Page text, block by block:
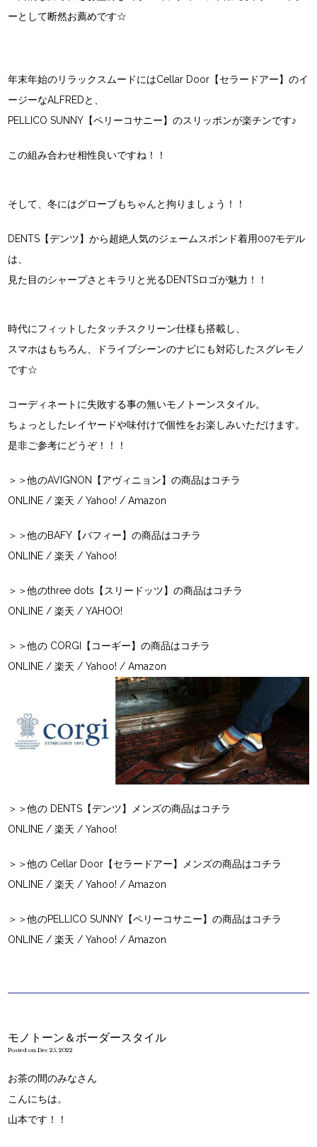
ーとして断然お薦めです☆
年末年始のリラックスムードにはCellar Door【セラードアー】のイ
ージーなALFREDと、
PELLICO SUNNY【ペリーコサニー】のスリッポンが楽チンです♪
この組み合わせ相性良いですね！！
そして、冬にはグローブもちゃんと拘りましょう！！
DENTS【デンツ】から超絶人気のジェームスボンド着用007モデル
は、
見た目のシャープさとキラリと光るDENTSロゴが魅力！！
時代にフィットしたタッチスクリーン仕様も搭載し、
スマホはもちろん、ドライブシーンのナビにも対応したスグレモノ
です☆
コーディネートに失敗する事の無いモノトーンスタイル。
ちょっとしたレイヤードや味付けで個性をお楽しみいただけます。
是非ご参考にどうぞ！！！
＞＞他のAVIGNON【アヴィニョン】の商品はコチラ
ONLINE /楽天 /Yahoo! /Amazon
＞＞他のBAFY【バフィー】の商品はコチラ
ONLINE /楽天 /Yahoo!
＞＞他のthree dots【スリードッツ】の商品はコチラ
ONLINE / 楽天 / YAHOO!
＞＞他の CORGI【コーギー】の商品はコチラ
ONLINE /楽天 /Yahoo! /Amazon
＞＞他の DENTS【デンツ】メンズの商品はコチラ
ONLINE /楽天 /Yahoo!
＞＞他の Cellar Door【セラードアー】メンズの商品はコチラ
ONLINE /楽天 /Yahoo! /Amazon
＞＞他のPELLICO SUNNY【ペリーコサニー】の商品はコチラ
ONLINE /楽天 /Yahoo! / Amazon
モノトーン＆ボーダースタイル
Posted on Dec 25, 2022
お茶の間のみなさん
こんにちは。
山本です！！